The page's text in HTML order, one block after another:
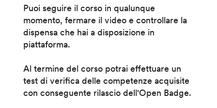
Puoi seguire il corso in qualunque
momento, fermare il video e controllare la
dispensa che hai a disposizione in
piattaforma.
Al termine del corso potrai effettuare un
test di verifica delle competenze acquisite
con conseguente rilascio dell'Open Badge.